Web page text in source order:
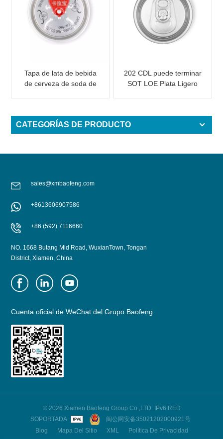
Tapa de lata de bebida
de cerveza de soda de
latas de bebida
202 CDL puede terminar
SOT LOE Plata Ligero
CATEGORÍAS DE PRODUCTO
sales@xmbaofeng.com
+8613606907586
+86 (592) 7116660
NO. 1668 Butang Mid Road, WuxianTown, Tongan
District, Xiamen, China
Cuenta oficial de WeChat del Grupo Baofeng
© 2026 Xiamen Baofeng Group Co.,LTD. IPv6 RED
SOPORTADA
闽公网安备35021202000921号
Blog
Mapa Del Sitio XML Política De Privacidad